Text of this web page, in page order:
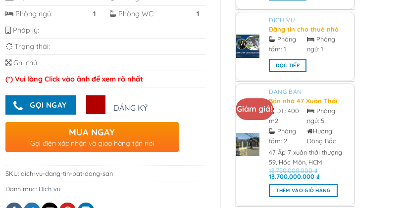
DỊCH VỤ
Đăng tin cho thuê nhà
chính chủ - 2026
Phòng
tắm:1
Phòng
ngủ: 1
ĐỌC TIẾP
Giảm giá!
ĐANG BÁN
Bán nhà 47 Xuân Thới
Thượng 59, Hóc Môn
0933473981 Giá 13 tỷ -
2026
DT:400
m2
Phòng
tắm: 2
Phòng
ngủ: 5
Hướng:
Đông Bắc
47 Ấp 7 xuân thới thượng
59, Hốc Môn, HCM
13.750.000.000₫
Giá
là:
13.750.000.000 ₫.
13.700.000.000₫Giá
tại
là:
13.700.000.000 ₫.
THÊM VÀO GIỎ HÀNG
Phòng ngủ:
1 Phòng WC:
1
Pháp lý:
Trạng thái:
Ghi chú:
(*) Vui lòng Click vào ảnh để xem rõ nhất
GỌI NGAY ĐĂNG KÝ
MUA NGAY
Gọi điện xác nhận và giao hàng tận nơi
SKU: dich-vu-dang-tin-bat-dong-san
Danh mục: Dịch vụ